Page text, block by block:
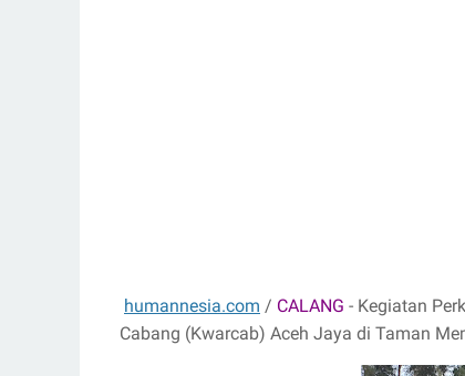
humannesia.com / CALANG - Kegiatan
Cabang (Kwarcab) Aceh Jaya di Taman